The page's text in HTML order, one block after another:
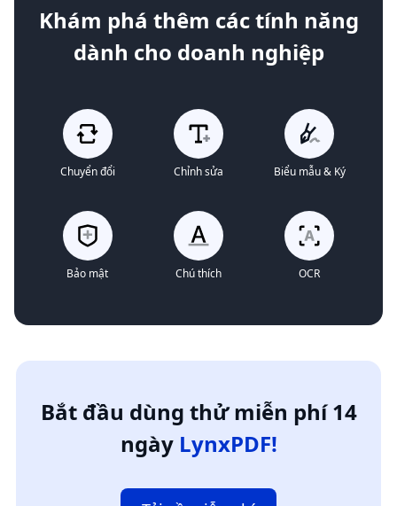
Khám phá thêm các tính năng
dành cho doanh nghiệp
Chuyển đổi Chỉnh sửa Biểu mẫu & Ký
Bảo mật Chú thích OCR
Bắt đầu dùng thử miễn phí 14
ngày LynxPDF!